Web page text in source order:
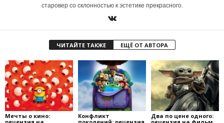
старовер со склонностью к эстетике прекрасного.
ЧИТАЙТЕ ТАКЖЕ ЕЩЁ ОТ АВТОРА
Мечты о кино:
Конфликт
Два по цене одного: